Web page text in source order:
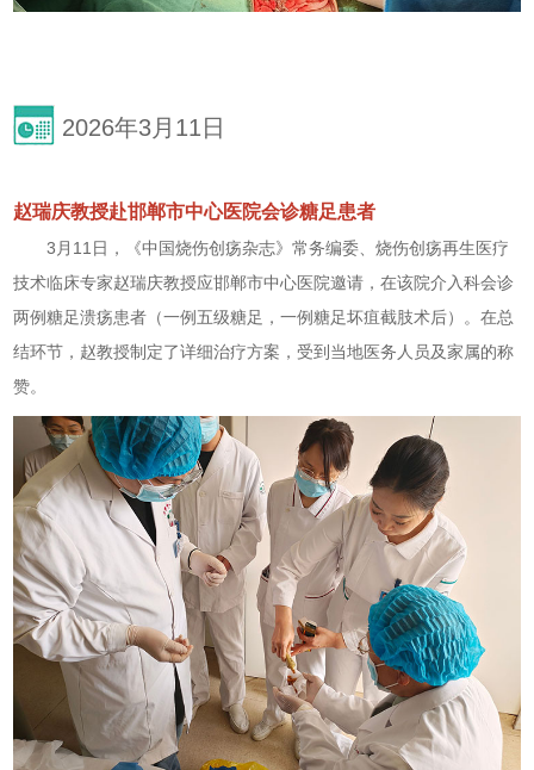
2026年3月11日
赵瑞庆教授赴邯郸市中心医院会诊糖足患者
3月11日，《中国烧伤创疡杂志》常务编委、烧伤创疡再生医疗
技术临床专家赵瑞庆教授应邯郸市中心医院邀请，在该院介入科会诊
两例糖足溃疡患者（一例五级糖足，一例糖足坏疽截肢术后）。在总
结环节，赵教授制定了详细治疗方案，受到当地医务人员及家属的称
赞。